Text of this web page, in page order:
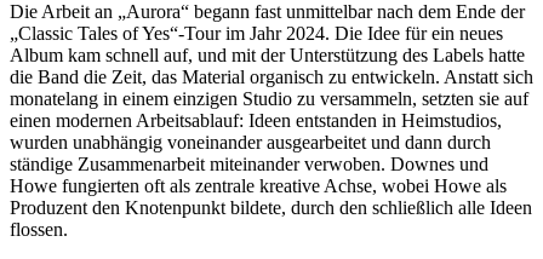
Die Arbeit an „Aurora“ begann fast unmittelbar nach dem Ende der
„Classic Tales of Yes“-Tour im Jahr 2024. Die Idee für ein neues
Album kam schnell auf, und mit der Unterstützung des Labels hatte
die Band die Zeit, das Material organisch zu entwickeln. Anstatt sich
monatelang in einem einzigen Studio zu versammeln, setzten sie auf
einen modernen Arbeitsablauf: Ideen entstanden in Heimstudios,
wurden unabhängig voneinander ausgearbeitet und dann durch
ständige Zusammenarbeit miteinander verwoben. Downes und
Howe fungierten oft als zentrale kreative Achse, wobei Howe als
Produzent den Knotenpunkt bildete, durch den schließlich alle Ideen
flossen.